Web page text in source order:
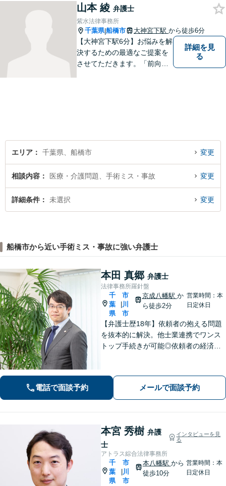
山本 綾 弁護士
紫水法律事務所
千葉県|船橋市 大神宮下駅 から徒歩6分
【大神宮下駅6分】お悩みを解
決するための最適なご提案を
させてただきます。「前向き
詳細を見
る
エリア 千葉県、船橋市 変更
相談内容 医療・介護問題、手術ミス・事故 変更
詳細条件 未選択 変更
船橋市から近い手術ミス・事故に強い弁護士
本田 真郷 弁護士
法律事務所羅針盤
千
葉
県
市
川
市
京成八幡駅 か
ら徒歩2分
営業時間：本
日定休日
【弁護士歴18年】依頼者の抱える問題
を抜本的に解決。他士業連携でワンス
トップ手続きが可能◎依頼者の経済
持。相続トラブルのみならず税金・登
記まで対応【マンション管理士】
電話で面談予約 メールで面談予約
本宮 秀樹 弁護
士
インタビューを見
る
アトラス綜合法律事務所
千
葉
県
市
川
市
本八幡駅 から
徒歩10分
営業時間：本
日定休日